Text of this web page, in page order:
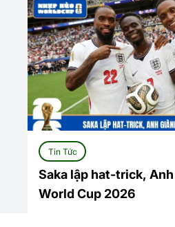
Tin Tức
Saka lập hat-trick,
World Cup 2026